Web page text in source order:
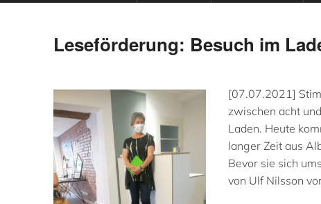
Leseförderung: Besuch im
[07.07.2021]
zwischen acht
Laden. Heute
langer Zeit aus
Bevor sie sich
von Ulf Nilsson